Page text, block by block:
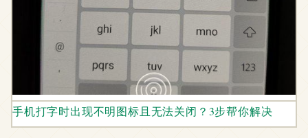
手机打字时出现不明图标且无法关闭？3步帮你解决